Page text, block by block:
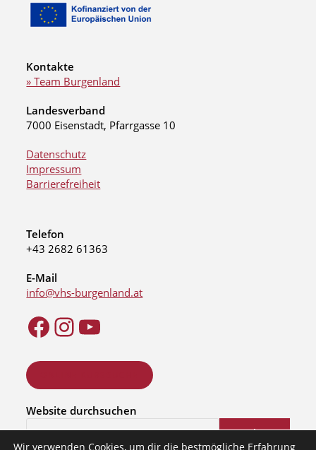
Kontakte
» Team Burgenland
Landesverband
7000 Eisenstadt, Pfarrgasse 10
Datenschutz
Impressum
Barrierefreiheit
Telefon
+43 2682 61363
E-Mail
info@vhs-burgenland.at
Website durchsuchen
Suchen
Wir verwenden Cookies, um dir die bestmögliche Erfahrung